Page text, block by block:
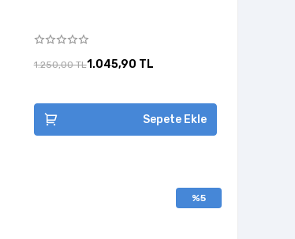
1.250,00 TL1.045,90 TL
Sepete Ekle
%5